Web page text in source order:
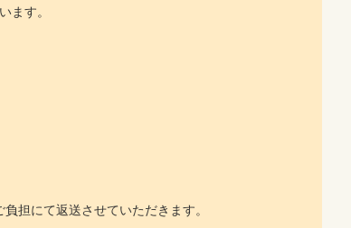
ます。
担にて返送させていただきます。